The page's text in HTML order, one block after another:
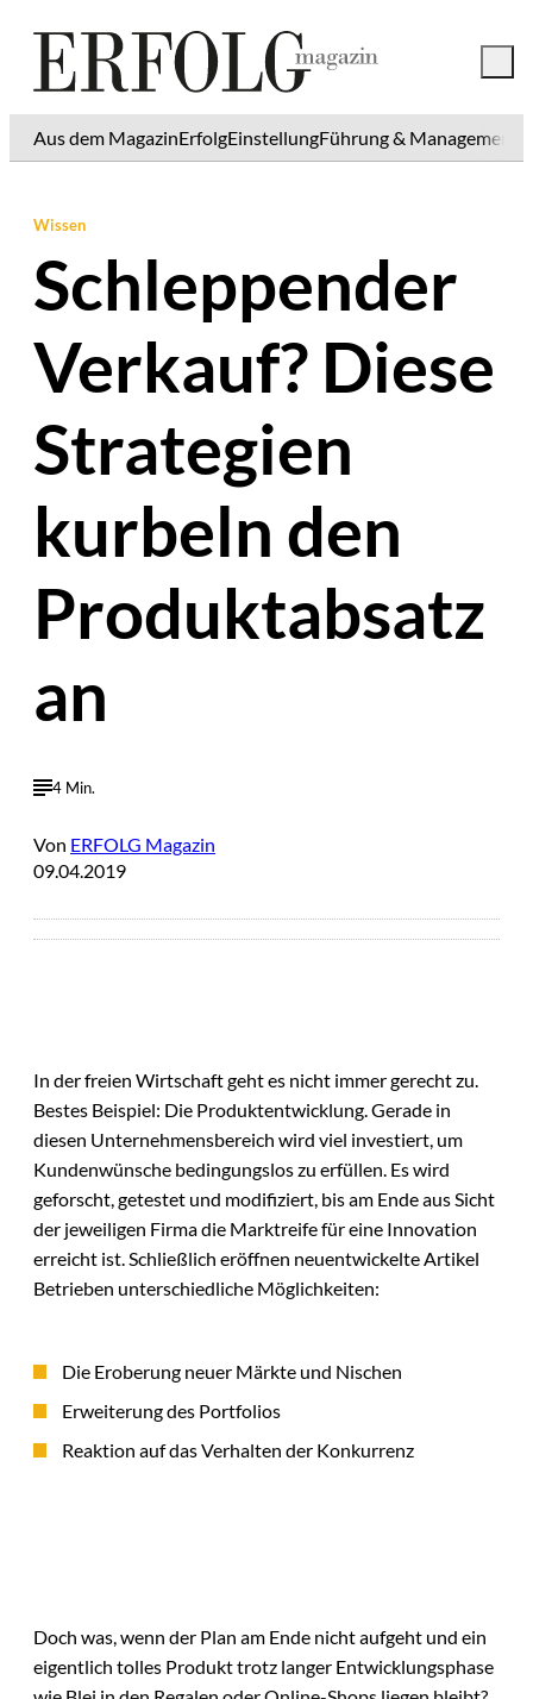
Aus dem MagazinErfolgEinstellungFührung & Management
Wissen
Schleppender
Verkauf? Diese
Strategien
kurbeln den
Produktabsatz
an
4 Min.
Von ERFOLG Magazin
09.04.2019
In der freien Wirtschaft geht es nicht immer gerecht zu.
Bestes Beispiel: Die Produktentwicklung. Gerade in
diesen Unternehmensbereich wird viel investiert, um
Kundenwünsche bedingungslos zu erfüllen. Es wird
geforscht, getestet und modifiziert, bis am Ende aus Sicht
der jeweiligen Firma die Marktreife für eine Innovation
erreicht ist. Schließlich eröffnen neuentwickelte Artikel
Betrieben unterschiedliche Möglichkeiten:
Die Eroberung neuer Märkte und Nischen
Erweiterung des Portfolios
Reaktion auf das Verhalten der Konkurrenz
Doch was, wenn der Plan am Ende nicht aufgeht und ein
eigentlich tolles Produkt trotz langer Entwicklungsphase